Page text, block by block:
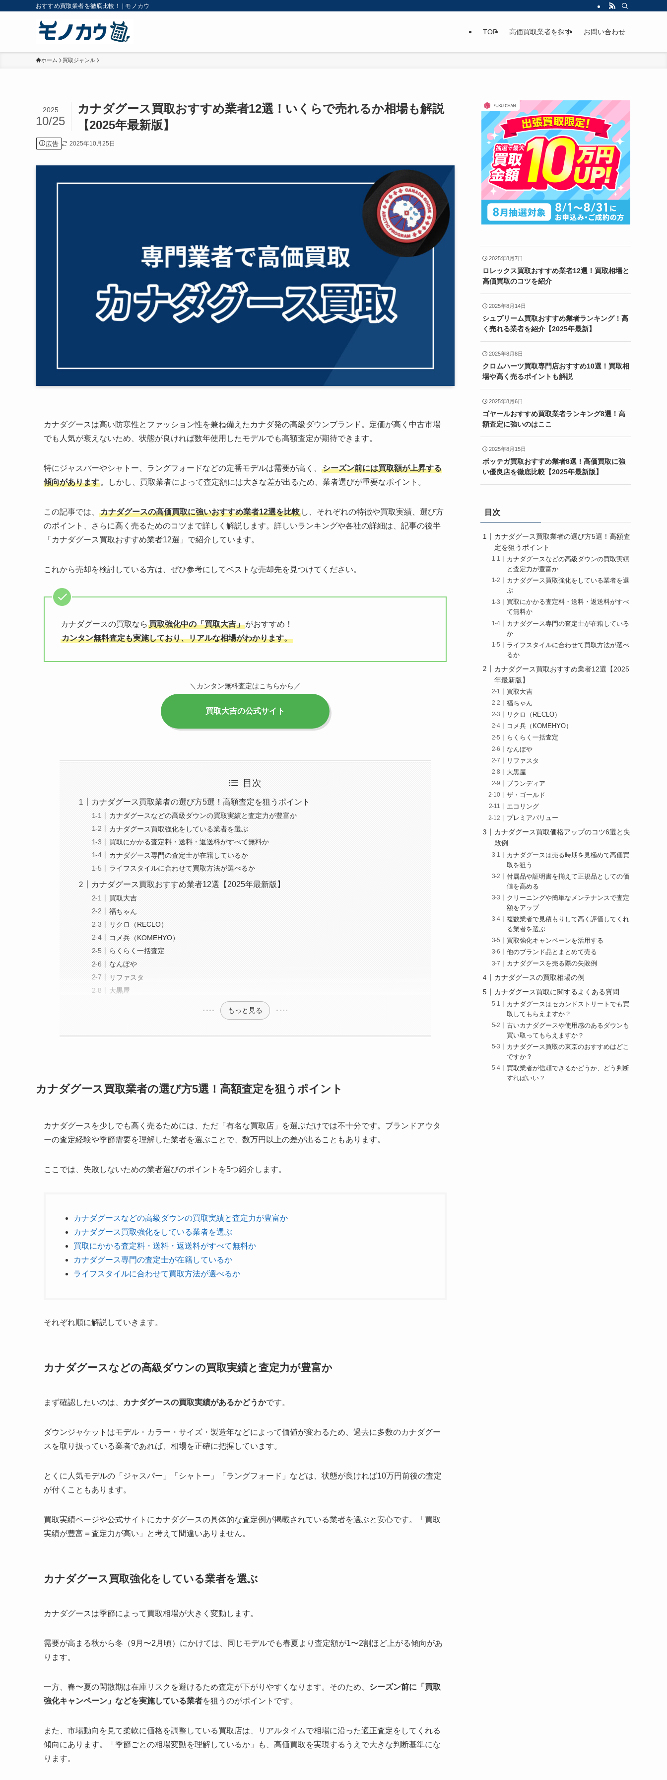
おすすめ買取業者を徹底比較！ | モノカウ
TOP 高価買取業者を探す お問い合わせ
ホーム 買取ジャンル
カナダグース買取おすすめ業者12選！いくらで売れるか相場も解説
【2025年最新版】
2025
10/25
広告 2025年10月25日
カナダグースは高い防寒性とファッション性を兼ね備えたカナダ発の高級ダウンブランド。定価が高く中古市場
でも人気が衰えないため、状態が良ければ数年使用したモデルでも高額査定が期待できます。
特にジャスパーやシャトー、ラングフォードなどの定番モデルは需要が高く、
シーズン前には買取額が上昇する
傾向があります 。しかし、買取業者によって査定額には大きな差が出るため、業者選びが重要なポイント。
この記事では、 カナダグースの高価買取に強いおすすめ業者12選を比較 し、それぞれの特徴や買取実績、選び方
のポイント、さらに高く売るためのコツまで詳しく解説します。詳しいランキングや各社の詳細は、記事の後半
「カナダグース買取おすすめ業者12選」で紹介しています。
これから売却を検討している方は、ぜひ参考にしてベストな売却先を見つけてください。
カナダグースの買取なら 買取強化中の「買取大吉」がおすすめ！
カンタン無料査定も実施しており、リアルな相場がわかります。
＼カンタン無料査定はこちらから／
買取大吉の公式サイト
目次
カナダグース買取業者の選び方5選！高額査定を狙うポイント
カナダグースなどの高級ダウンの買取実績と査定力が豊富か
カナダグース買取強化をしている業者を選ぶ
買取にかかる査定料・送料・返送料がすべて無料か
カナダグース専門の査定士が在籍しているか
ライフスタイルに合わせて買取方法が選べるか
カナダグース買取おすすめ業者12選【2025年最新版】
買取大吉
福ちゃん
リクロ（RECLO）
コメ兵（KOMEHYO）
らくらく一括査定
なんぼや
リファスタ
大黒屋
もっと見る
カナダグース買取業者の選び方5選！高額査定を狙うポイント
カナダグースを少しでも高く売るためには、ただ「有名な買取店」を選ぶだけでは不十分です。ブランドアウタ
ーの査定経験や季節需要を理解した業者を選ぶことで、数万円以上の差が出ることもあります。
ここでは、失敗しないための業者選びのポイントを5つ紹介します。
カナダグースなどの高級ダウンの買取実績と査定力が豊富か
カナダグース買取強化をしている業者を選ぶ
買取にかかる査定料・送料・返送料がすべて無料か
カナダグース専門の査定士が在籍しているか
ライフスタイルに合わせて買取方法が選べるか
それぞれ順に解説していきます。
カナダグースなどの高級ダウンの買取実績と査定力が豊富か
まず確認したいのは、 カナダグースの買取実績があるかどうかです。
ダウンジャケットはモデル・カラー・サイズ・製造年などによって価値が変わるため、過去に多数のカナダグー
スを取り扱っている業者であれば、相場を正確に把握しています。
とくに人気モデルの「ジャスパー」「シャトー」「ラングフォード」などは、状態が良ければ10万円前後の査定
が付くこともあります。
買取実績ページや公式サイトにカナダグースの具体的な査定例が掲載されている業者を選ぶと安心です。「買取
実績が豊富＝査定力が高い」と考えて間違いありません。
カナダグース 買取強化をしている業者を選ぶ
カナダグースは季節によって買取相場が大きく変動します。
需要が高まる秋から冬（9月〜2月頃）にかけては、同じモデルでも春夏より査定額が1〜2割ほど上がる傾向があ
ります。
一方、春〜夏の閑散期は在庫リスクを避けるため査定が下がりやすくなります。そのため、 シーズン前に「買取
強化キャンペーン」などを実施している業者を狙うのがポイントです。
また、市場動向を見て柔軟に価格を調整している買取店は、リアルタイムで相場に沿った適正査定をしてくれる
傾向にあります。「季節ごとの相場変動を理解しているか」も、高価買取を実現するうえで大きな判断基準にな
ります。
2025年8月7日
ロレックス買取おすすめ業者12選！買取相場と
高価買取のコツを紹介
2025年8月14日
シュプリーム買取おすすめ業者ランキング！高
く売れる業者を紹介【2025年最新】
2025年8月8日
クロムハーツ買取専門店おすすめ10選！買取相
場や高く売るポイントも解説
2025年8月6日
ゴヤールおすすめ買取業者ランキング8選！高
額査定に強いのはここ
2025年8月15日
ボッテガ買取おすすめ業者8選！高価買取に強
い優良店を徹底比較【2025年最新版】
目次
カナダグース買取業者の選び方5選！高額査
定を狙うポイント
カナダグースなどの高級ダウンの買取実績
と査定力が豊富か
カナダグース買取強化をしている業者を選
ぶ
買取にかかる査定料・送料・返送料がすべ
て無料か
カナダグース専門の査定士が在籍している
か
ライフスタイルに合わせて買取方法が選べ
るか
カナダグース買取おすすめ業者12選【2025
年最新版】
買取大吉
福ちゃん
リクロ（RECLO）
コメ兵（KOMEHYO）
らくらく一括査定
なんぼや
リファスタ
大黒屋
ブランディア
ザ・ゴールド
エコリング
プレミアバリュー
カナダグース買取価格アップのコツ6選と失
敗例
カナダグースは売る時期を見極めて高価買
取を狙う
付属品や証明書を揃えて正規品としての価
値を高める
クリーニングや簡単なメンテナンスで査定
額をアップ
複数業者で見積もりして高く評価してくれ
る業者を選ぶ
買取強化キャンペーンを活用する
他のブランド品とまとめて売る
カナダグースを売る際の失敗例
カナダグースの買取相場の例
カナダグース買取に関するよくある質問
カナダグースはセカンドストリートでも買
取してもらえますか？
古いカナダグースや使用感のあるダウンも
買い取ってもらえますか？
カナダグース買取の東京のおすすめはどこ
ですか？
買取業者が信頼できるかどうか、どう判断
すればいい？